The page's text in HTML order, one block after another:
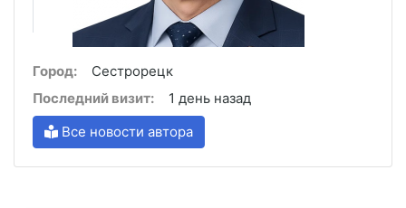
Город:
Сестрорецк
Последний визит:
1 день назад
Все новости автора